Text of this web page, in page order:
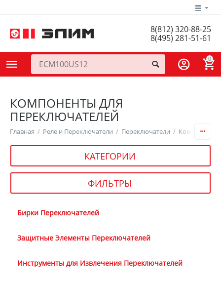
8(812) 320-88-25
8(495) 281-51-61
0
КОМПОНЕНТЫ ДЛЯ
ПЕРЕКЛЮЧАТЕЛЕЙ
Главная / Реле и Переключатели / Переключатели / Компоненты
КАТЕГОРИИ
ФИЛЬТРЫ
Бирки Переключателей
Защитные Элементы Переключателей
Инструменты для Извлечения Переключателей